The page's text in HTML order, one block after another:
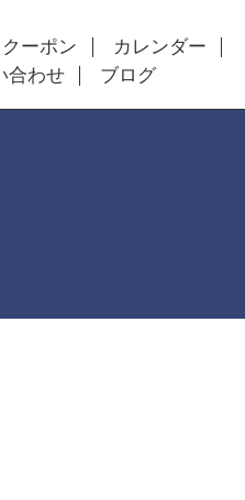
クーポン
カレンダー
合わせ ブログ